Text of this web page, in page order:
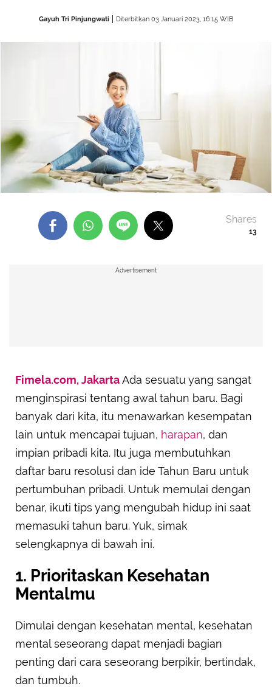
Gayuh Tri Pinjungwati Diterbitkan 03 Januari 2023, 16:15 WIB
13
Shares
Advertisement
Fimela.com, JakartaAda sesuatu yang sangat
menginspirasi tentang awal tahun baru. Bagi
banyak dari kita, itu menawarkan kesempatan
lain untuk mencapai tujuan, harapan, dan
impian pribadi kita. Itu juga membutuhkan
daftar baru resolusi dan ide Tahun Baru untuk
pertumbuhan pribadi. Untuk memulai dengan
benar, ikuti tips yang mengubah hidup ini saat
memasuki tahun baru. Yuk, simak
selengkapnya di bawah ini.
1. Prioritaskan Kesehatan
Mentalmu
Dimulai dengan kesehatan mental, kesehatan
mental seseorang dapat menjadi bagian
penting dari cara seseorang berpikir, bertindak,
dan tumbuh.